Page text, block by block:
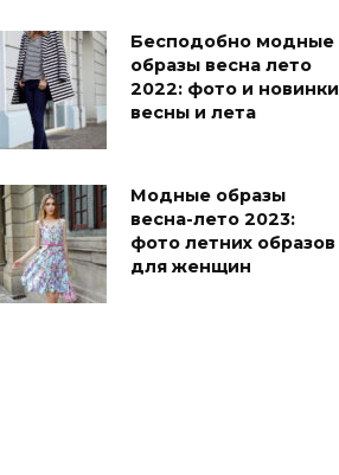
Бесподобно модные
образы весна лето
2022: фото и новинки
весны и лета
Модные образы
весна-лето 2023:
фото летних образов
для женщин